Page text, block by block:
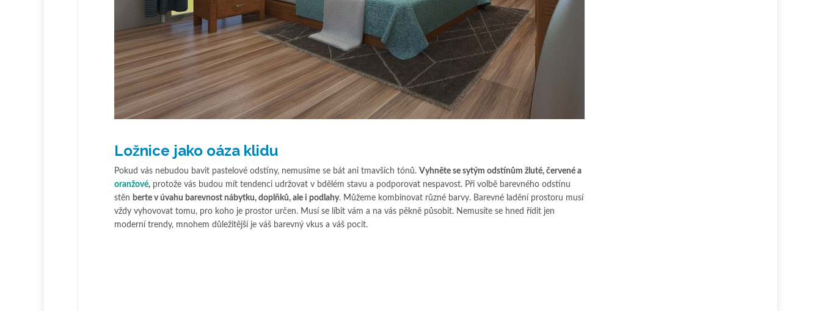
Ložnice jako oáza klidu
Pokud vás nebudou bavit pastelové odstíny, nemusíme se bát ani tmavších tónů. Vyhněte se sytým odstínům žluté, červené a
oranžové, protože vás budou mít tendenci udržovat v bdělém stavu a podporovat nespavost. Při volbě barevného odstínu
stěn berte v úvahu barevnost nábytku, doplňků, ale i podlahy. Můžeme kombinovat různé barvy. Barevné ladění prostoru musí
vždy vyhovovat tomu, pro koho je prostor určen. Musí se líbit vám a na vás pěkně působit. Nemusíte se hned řídit jen
moderní trendy, mnohem důležitější je váš barevný vkus a váš pocit.